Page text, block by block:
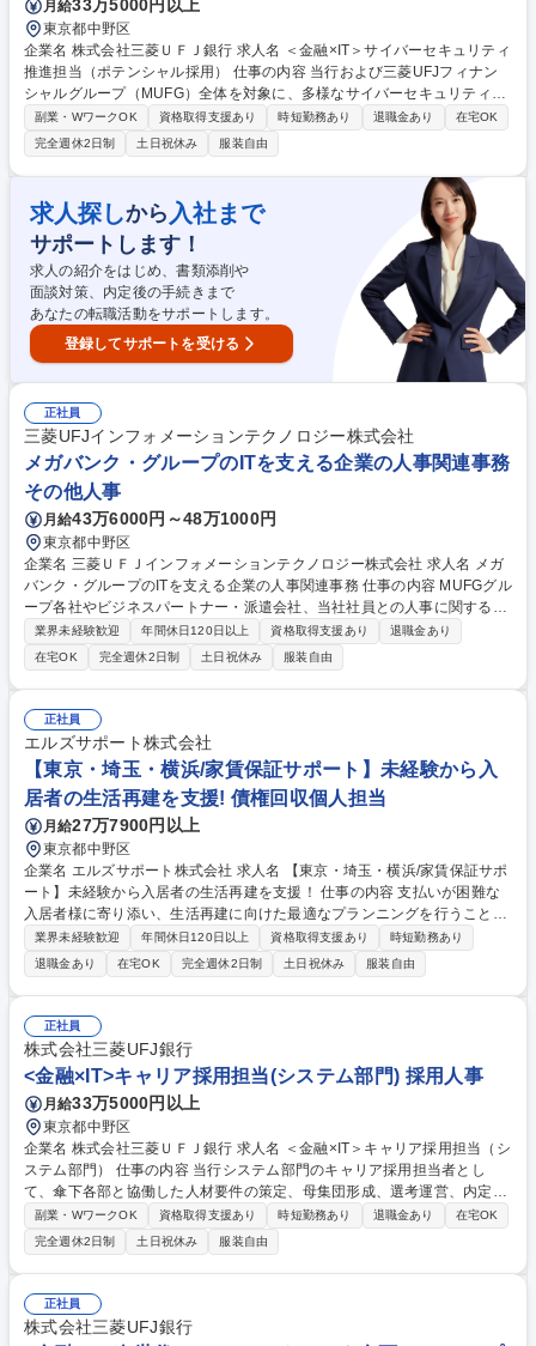
月給33万5000円以上
東京都中野区
企業名 株式会社三菱ＵＦＪ銀行 求人名 ＜金融×IT＞サイバーセキュリティ
推進担当（ポテンシャル採用） 仕事の内容 当行および三菱UFJフィナン
シャルグループ（MUFG）全体を対象に、多様なサイバーセキュリティ関
連業務を推進いただきます。 ※既に一定のスキル・ご経験をお持ちの方
は、各領域毎の求人にご応募ください。 具体的には下記のような業務を想
定しています。 ■サイバーセキュリティ戦略策定や各組織へのセキュリテ
ィ教育 ■脅威インテリジェンス、ASM（Attack Surface Management）関
連ツールの企画・導入・運用 ■インシデントレスポンス、セキュリティ監
視、セキュリティ対策製品の導入 ■情報セキュリティ関連のポリシー・ス
タンダード策定やコンサルテーション、システム開発時のレビュー 等 募
集職種 ＜金融×IT＞サイバーセキュリティ推進担当（ポテンシャル採用）
副業・WワークOK 資格取得支援あり 時短勤務あり 退職金あり
在宅OK
完全週休2日制
土日祝休み 服装自由
求人探しから 入社まで
サポートします！
求人の紹介をはじめ、書類添削や
面談対策、内定後の手続きまで
あなたの転職活動をサポートします。
登録してサポートを受ける
正社員
三菱UFJインフォメーションテクノロジー株式会社
メガバンク・グループのITを支える企業の人事関連事務
その他人事
月給43万6000円～48万1000円
東京都中野区
企業名 三菱ＵＦＪインフォメーションテクノロジー株式会社 求人名 メガ
バンク・グループのITを支える企業の人事関連事務 仕事の内容 MUFGグル
ープ各社やビジネスパートナー・派遣会社、当社社員との人事に関する契
約（雇用・出向・派遣等）関連業務を担っていただきます。 ■新卒・キャ
リア採用、嘱託雇用、出向、派遣について、契約に関するパートナーリレ
ーション、スキーム作成実務ならびに契約書締結実務 ■関係定例事務の確
実な実施、給与・厚生・支払など関係業務への円滑なリード ■海外赴任に
関する契約・手続き面での実務対応およびサポート ■法令や就業規則と関
係する、契約に関する企画管理・推進 募集職種 メガバンク・グループのI
Tを支える企業の人事関連事務
業界未経験歓迎 年間休日120日以上 資格取得支援あり
退職金あり
在宅OK
完全週休2日制 土日祝休み 服装自由
正社員
エルズサポート株式会社
【東京・埼玉・横浜/家賃保証サポート】未経験から入
居者の生活再建を支援! 債権回収個人担当
月給27万7900円以上
東京都中野区
企業名 エルズサポート株式会社 求人名 【東京・埼玉・横浜/家賃保証サポ
ート】未経験から入居者の生活再建を支援！ 仕事の内容 支払いが困難な
入居者様に寄り添い、生活再建に向けた最適なプランニングを行うことが
お仕事内容です。交渉力や知見を活かし、入居者様と管理会社様の双方を
支援するコンサルティング業務をお任せします！ ■入居者様へのヒアリン
グ：失業や病気など、支払いが滞った背景や現状を丁寧に把握します。 ■
お支払い計画の立案：無理のない分割案の提案や、自治体の公的な支援制
度をご案内します。 ■訪問対応での対話：夜間（20-21時迄）の訪問も含
め、対面でじっくり対話して共に解決策を探ります。 ■不動産管理会社へ
の報告：進捗を共有し、オーナー様の安心をサポートします。 「おかげで
前を向ける」と感謝される業務です。 募集職種 【東京・埼玉・横浜/家賃
保証サポート】未経験から入居者の生活再建を支援！
業界未経験歓迎 年間休日120日以上 資格取得支援あり
時短勤務あり
退職金あり
在宅OK 完全週休2日制 土日祝休み 服装自由
正社員
株式会社三菱UFJ銀行
<金融×IT>キャリア採用担当(システム部門) 採用人事
月給33万5000円以上
東京都中野区
企業名 株式会社三菱ＵＦＪ銀行 求人名 ＜金融×IT＞キャリア採用担当（シ
ステム部門） 仕事の内容 当行システム部門のキャリア採用担当者とし
て、傘下各部と協働した人材要件の策定、母集団形成、選考運営、内定通
知・受諾促進、入行後の活躍態勢整備等を、一気通貫で推進いただきま
す。 具体的には下記のような業務内容を想定しています。 ■システム部門
傘下各部の人員需要に対する採用戦略の企画、及び人材要件の具体化・精
緻化 ■人材紹介会社、スカウト、リファラル、メディア活用等による母集
団形成推進 ■システム部門傘下各部、人事部、関連IT会社と連携した選考
運営（含む書類選考・面接・面談対応） ■入行後の立ち上がり支援、及び
現場でのキャリア入行者受け入れ体制の構築・コンサルティング 募集職種
副業・WワークOK 資格取得支援あり 時短勤務あり 退職金あり
在宅OK
完全週休2日制
土日祝休み 服装自由
正社員
株式会社三菱UFJ銀行